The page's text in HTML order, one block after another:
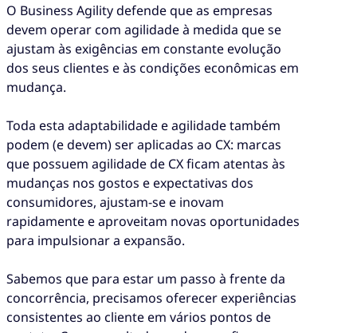
O Business Agility defende que as empresas
devem operar com agilidade à medida que se
ajustam às exigências em constante evolução
dos seus clientes e às condições econômicas em
mudança.
Toda esta adaptabilidade e agilidade também
podem (e devem) ser aplicadas ao CX: marcas
que possuem agilidade de CX ficam atentas às
mudanças nos gostos e expectativas dos
consumidores, ajustam-se e inovam
rapidamente e aproveitam novas oportunidades
para impulsionar a expansão.
Sabemos que para estar um passo à frente da
concorrência, precisamos oferecer experiências
consistentes ao cliente em vários pontos de